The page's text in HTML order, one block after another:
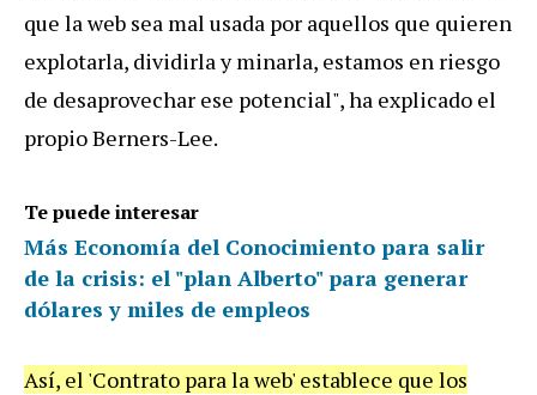
que la web sea mal usada por aquellos que quieren
explotarla, dividirla y minarla, estamos en riesgo
de desaprovechar ese potencial", ha explicado el
propio Berners-Lee.
Te puede interesar
Más Economía del Conocimiento para salir
de la crisis: el "plan Alberto" para generar
dólares y miles de empleos
Así, el 'Contrato para la web' establece que los